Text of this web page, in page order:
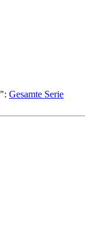
": Gesamte Serie